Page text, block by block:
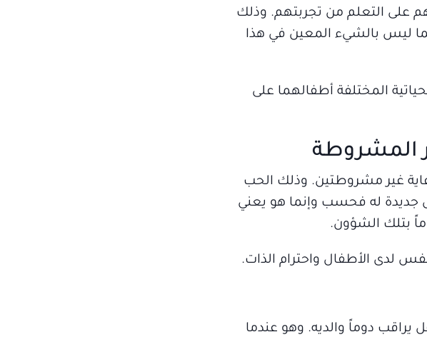
على التعلم من تجربتهم. وذلك
ليس بالشيء المعين في هذا
المختلفة أطفالهما على
المشروطة
غير مشروطتين. وذلك الحب
جديدة له فحسب وإنما هو يعني
بتلك الشؤون.
لدى الأطفال واحترام الذات.
يراقب دوماً والديه. وهو عندما